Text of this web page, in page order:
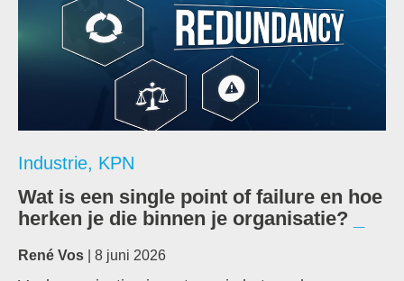
Industrie, KPN
Wat is een single point of failure en hoe
herken je die binnen je organisatie?
René Vos | 8 juni 2026